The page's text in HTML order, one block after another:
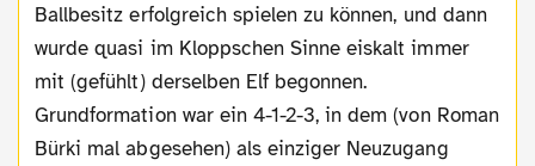
Ballbesitz erfolgreich spielen zu können, und dann
wurde quasi im Kloppschen Sinne eiskalt immer
mit (gefühlt) derselben Elf begonnen.
Grundformation war ein 4-1-2-3, in dem (von Roman
Bürki mal abgesehen) als einziger Neuzugang